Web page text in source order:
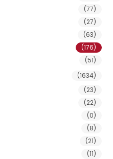
(77)
(27)
(63)
(176)
(51)
(1634)
(23)
(22)
(0)
(8)
(21)
(11)